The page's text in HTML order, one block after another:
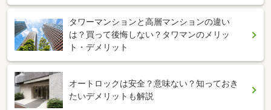
タワーマンションと高層マンションの違い
は？買って後悔しない？タワマンのメリッ
ト・デメリット
オートロックは安全？意味ない？知っておき
たいデメリットも解説